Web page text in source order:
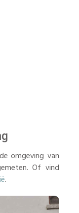
omgeving van
Of vind
.